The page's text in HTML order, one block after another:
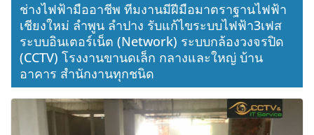
ช่างไฟฟ้ามืออาชีพ ทีมงานมีฝีมือมาตราฐานไฟฟ้า
เชียงใหม่ ลำพูน ลำปาง รับแก้ไขระบบไฟฟ้า3เฟส
ระบบอินเตอร์เน็ต (Network) ระบบกล้องวงจรปิด
(CCTV) โรงงานขานดเล็ก กลางและใหญ่ บ้าน
อาคาร สำนักงานทุกชนิด